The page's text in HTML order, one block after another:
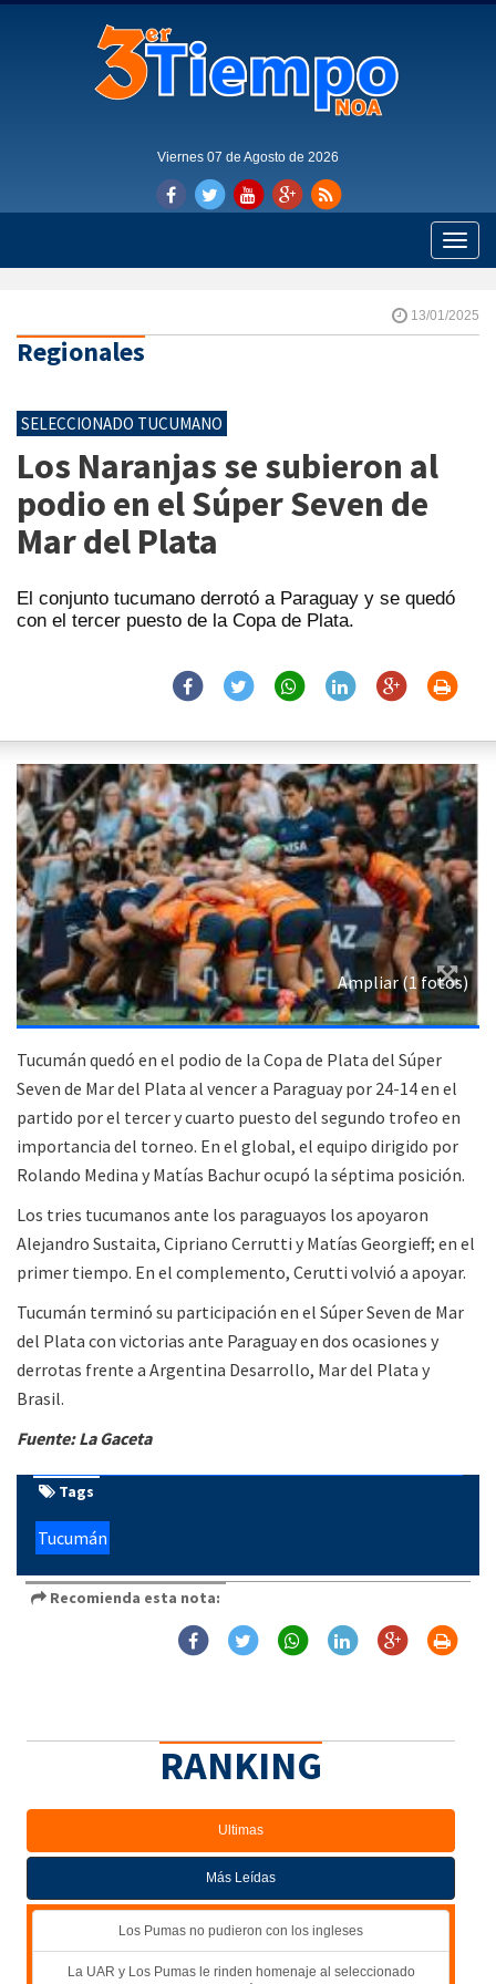
Viernes 07 de Agosto de 2026
Toggle
13/01/2025
Regionales
SELECCIONADO TUCUMANO
Los Naranjas se subieron al
podio en el Súper Seven de
Mar del Plata
El conjunto tucumano derrotó a Paraguay y se quedó
con el tercer puesto de la Copa de Plata.
Ampliar (1 fotos)
Tucumán quedó en el podio de la Copa de Plata del Súper
Seven de Mar del Plata al vencer a Paraguay por 24-14 en el
partido por el tercer y cuarto puesto del segundo trofeo en
importancia del torneo. En el global, el equipo dirigido por
Rolando Medina y Matías Bachur ocupó la séptima posición.
Los tries tucumanos ante los paraguayos los apoyaron
Alejandro Sustaita, Cipriano Cerrutti y Matías Georgieff; en el
primer tiempo. En el complemento, Cerutti volvió a apoyar.
Tucumán terminó su participación en el Súper Seven de Mar
del Plata con victorias ante Paraguay en dos ocasiones y
derrotas frente a Argentina Desarrollo, Mar del Plata y
Brasil.
Fuente: La Gaceta
Tags
Tucumán
Recomienda esta nota:
RANKING
Ultimas
Más Leídas
Los Pumas no pudieron con los ingleses
La UAR y Los Pumas le rinden homenaje al seleccionado